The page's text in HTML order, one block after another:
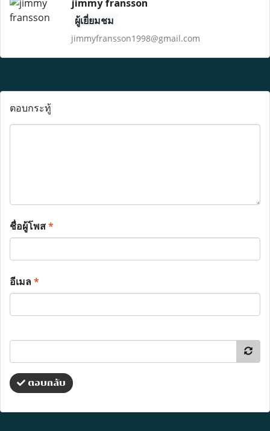
jimmy fransson
ผู้เยี่ยมชม
jimmyfransson1998@gmail.com
ตอบกระทู้
ชื่อผู้โพส*
อีเมล*
ตอบกลับ